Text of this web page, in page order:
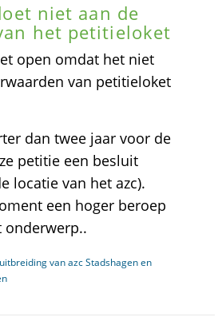
niet aan de
het petitieloket
open omdat het niet
van petitieloket
dan twee jaar voor de
petitie een besluit
locatie van het azc).
een hoger beroep
van azc Stadshagen en